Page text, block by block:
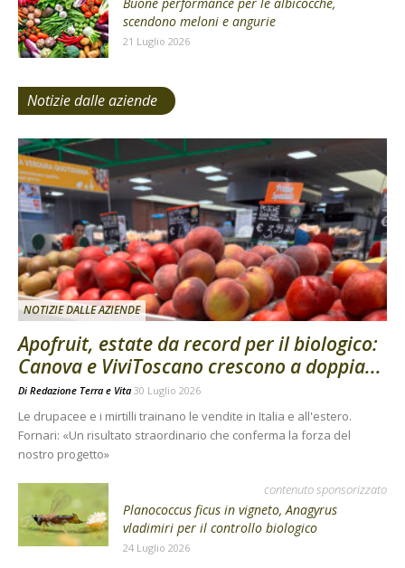
Buone performance per le albicocche,
scendono meloni e angurie
21 Luglio 2026
Notizie dalle aziende
NOTIZIE DALLE AZIENDE
Apofruit, estate da record per il biologico:
Canova e ViviToscano crescono a doppia...
Di Redazione Terra e Vita 30 Luglio 2026
Le drupacee e i mirtilli trainano le vendite in Italia e all'estero.
Fornari: «Un risultato straordinario che conferma la forza del
nostro progetto»
contenuto sponsorizzato
Planococcus ficus in vigneto, Anagyrus
vladimiri per il controllo biologico
24 Luglio 2026